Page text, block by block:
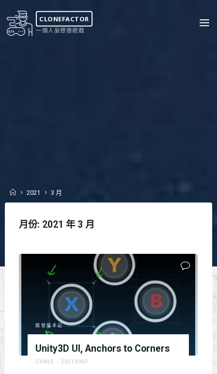
content
CLONEFACTOR
一個人妄想做遊戲
Home
2021 3 月
月份: 2021 年 3 月
開發隨手記
Unity3D UI, Anchors to Corners
CANIS 20210307